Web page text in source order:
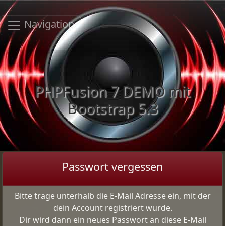
Navigation
PHPFusion 7 DEMO mit
Bootstrap 5.3
Passwort vergessen
Bitte trage unterhalb die E-Mail Adresse ein, mit der
dein Account registriert wurde.
Dir wird dann ein neues Passwort an diese E-Mail